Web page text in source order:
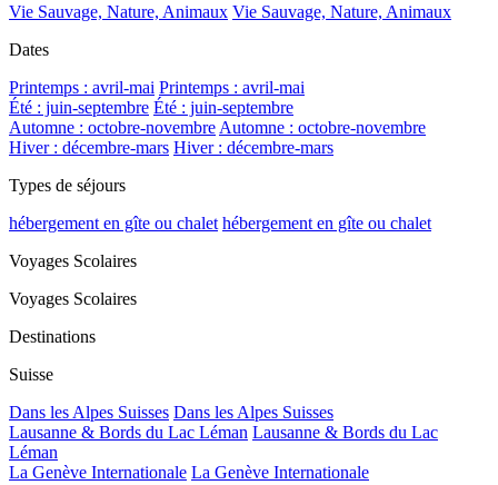
Vie Sauvage, Nature, Animaux Vie Sauvage, Nature, Animaux
Dates
Printemps : avril-mai Printemps : avril-mai
Été : juin-septembre Été : juin-septembre
Automne : octobre-novembre Automne : octobre-novembre
Hiver : décembre-mars Hiver : décembre-mars
Types de séjours
hébergement en gîte ou chalet hébergement en gîte ou chalet
Voyages Scolaires
Voyages Scolaires
Destinations
Suisse
Dans les Alpes Suisses Dans les Alpes Suisses
Lausanne & Bords du Lac Léman Lausanne & Bords du Lac
Léman
La Genève Internationale La Genève Internationale